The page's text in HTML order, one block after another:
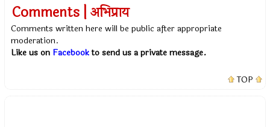
Comments | अभिप्राय
Comments written here will be public after appropriate
moderation.
Like us on Facebookto send us a private message.
TOP